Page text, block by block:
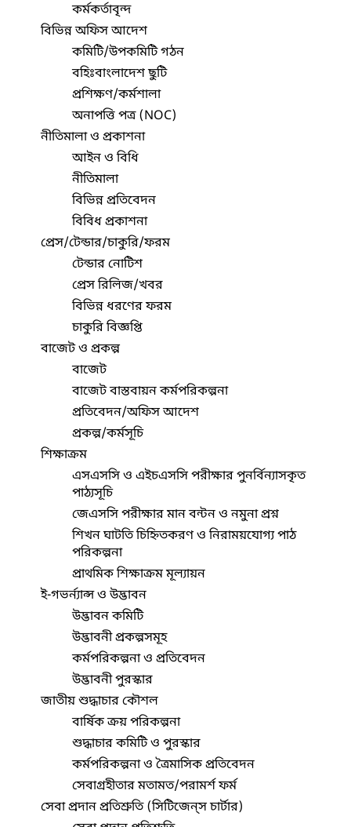
কর্মকর্তাবৃন্দ
বিভিন্ন অফিস আদেশ
কমিটি/উপকমিটি গঠন
বহিঃবাংলাদেশ ছুটি
প্রশিক্ষণ/কর্মশালা
অনাপত্তি পত্র (NOC)
নীতিমালা ও প্রকাশনা
আইন ও বিধি
নীতিমালা
বিভিন্ন প্রতিবেদন
বিবিধ প্রকাশনা
প্রেস/টেন্ডার/চাকুরি/ফরম
টেন্ডার নোটিশ
প্রেস রিলিজ/খবর
বিভিন্ন ধরণের ফরম
চাকুরি বিজ্ঞপ্তি
বাজেট ও প্রকল্প
বাজেট
বাজেট বাস্তবায়ন কর্মপরিকল্পনা
প্রতিবেদন/অফিস আদেশ
প্রকল্প/কর্মসূচি
শিক্ষাক্রম
এসএসসি ও এইচএসসি পরীক্ষার পুনর্বিন্যাসকৃত
পাঠ্যসূচি
জেএসসি পরীক্ষার মান বন্টন ও নমুনা প্রশ্ন
শিখন ঘাটতি চিহ্নিতকরণ ও নিরাময়যোগ্য পাঠ
পরিকল্পনা
প্রাথমিক শিক্ষাক্রম মূল্যায়ন
ই-গভর্ন্যান্স ও উদ্ভাবন
উদ্ভাবন কমিটি
উদ্ভাবনী প্রকল্পসমূহ
কর্মপরিকল্পনা ও প্রতিবেদন
উদ্ভাবনী পুরস্কার
জাতীয় শুদ্ধাচার কৌশল
বার্ষিক ক্রয় পরিকল্পনা
শুদ্ধাচার কমিটি ও পুরস্কার
কর্মপরিকল্পনা ও ত্রৈমাসিক প্রতিবেদন
সেবাগ্রহীতার মতামত/পরামর্শ ফর্ম
সেবা প্রদান প্রতিশ্রুতি (সিটিজেন্‌স চার্টার)